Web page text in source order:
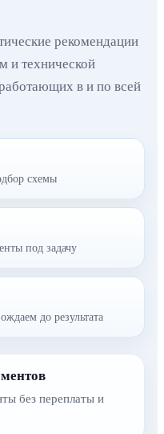
рекомендации
и технической
в и по всей
схемы
под задачу
до результата
без переплаты и